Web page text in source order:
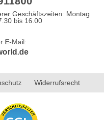
Geschäftszeiten: Montag
bis 16.00
E-Mail:
Widerrufsrecht